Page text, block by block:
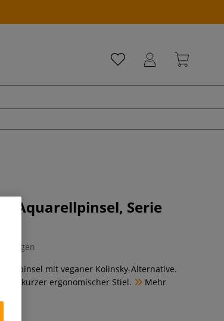
Aquarellpinsel, Serie
Ovalpinsel mit veganer Kolinsky-Alternative.
kurzer ergonomischer Stiel.
Mehr